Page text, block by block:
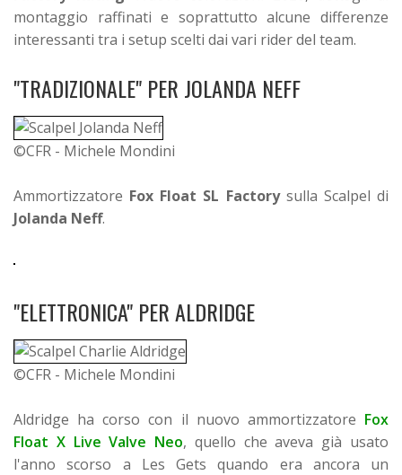
montaggio raffinati e soprattutto alcune differenze
interessanti tra i setup scelti dai vari rider del team.
"TRADIZIONALE" PER JOLANDA NEFF
©CFR - Michele Mondini
Ammortizzatore Fox Float SL Factorysulla Scalpel di
Jolanda Neff.
"ELETTRONICA" PER ALDRIDGE
©CFR - Michele Mondini
Aldridge ha corso con il nuovo ammortizzatore Fox
Float X Live Valve Neo, quello che aveva già usato
l'anno scorso a Les Gets quando era ancora un